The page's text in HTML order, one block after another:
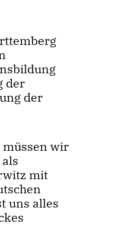
der
der
müssen wir
mit
uns alles